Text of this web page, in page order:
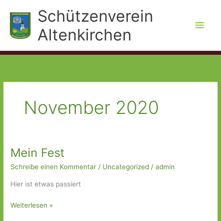
Inhalt
springen
Schützenverein
Altenkirchen
November 2020
Mein Fest
Schreibe einen Kommentar / Uncategorized /admin
Hier ist etwas passiert
Mein
Weiterlesen »